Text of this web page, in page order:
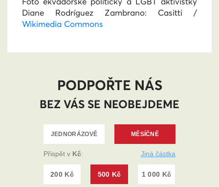
Diane Rodríguez Zambrano: Casitti /
Wikimedia Commons
PODPOŘTE NÁS
BEZ VÁS SE NEOBEJDEME